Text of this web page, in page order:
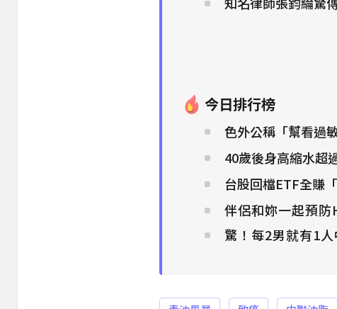
今日排行榜
色外公稱「幫看過
40歲後身高縮水超
台股回檔ETF全賺
伴侶和妳一起預防
驚！每2男就有1